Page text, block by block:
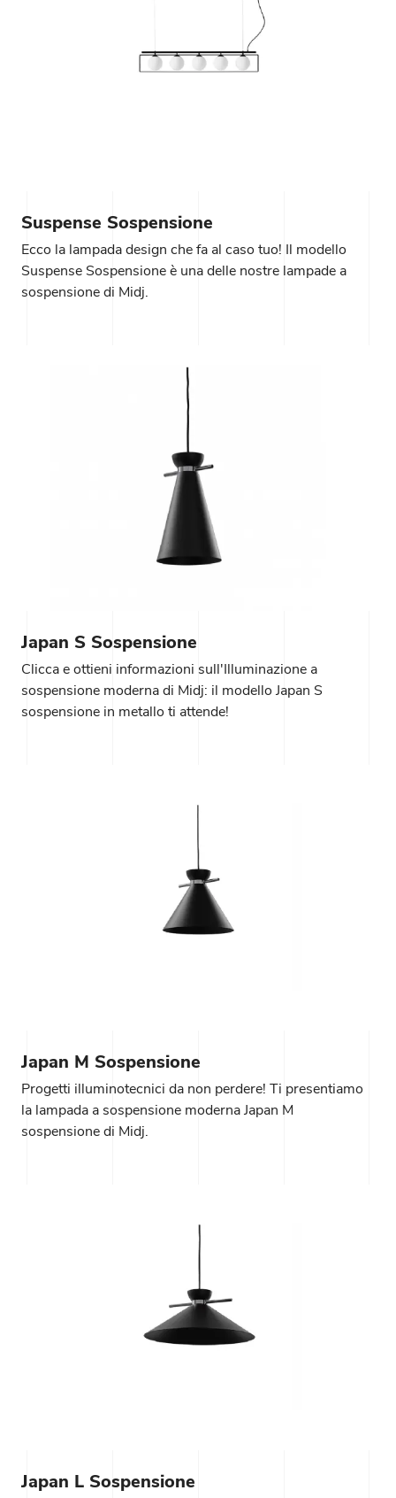
Suspense Sospensione
Ecco la lampada design che fa al caso tuo! Il modello
Suspense Sospensione è una delle nostre lampade a
sospensione di Midj.
Japan S Sospensione
Clicca e ottieni informazioni sull'Illuminazione a
sospensione moderna di Midj: il modello Japan S
sospensione in metallo ti attende!
Japan M Sospensione
Progetti illuminotecnici da non perdere! Ti presentiamo
la lampada a sospensione moderna Japan M
sospensione di Midj.
Japan L Sospensione